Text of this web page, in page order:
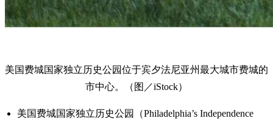
美国费城国家独立历史公园位于宾夕法尼亚州最大城市费城的
市中心。（图／iStock）
美国费城国家独立历史公园（Philadelphia’s Independence